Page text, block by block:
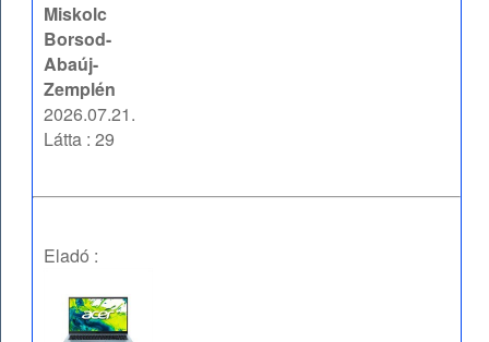
Miskolc
Borsod-
Abaúj-
Zemplén
2026.07.21.
Látta : 29
Eladó :